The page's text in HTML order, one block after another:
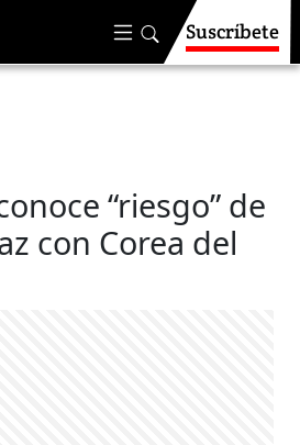
Suscríbete
“riesgo” de
con Corea del